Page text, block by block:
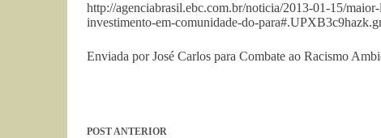
http://agenciabrasil.ebc.com.br/noticia/2013-01-15/
investimento-em-comunidade-do-
Enviada por José Carlos para Combate ao Racismo
POSTANTERIOR